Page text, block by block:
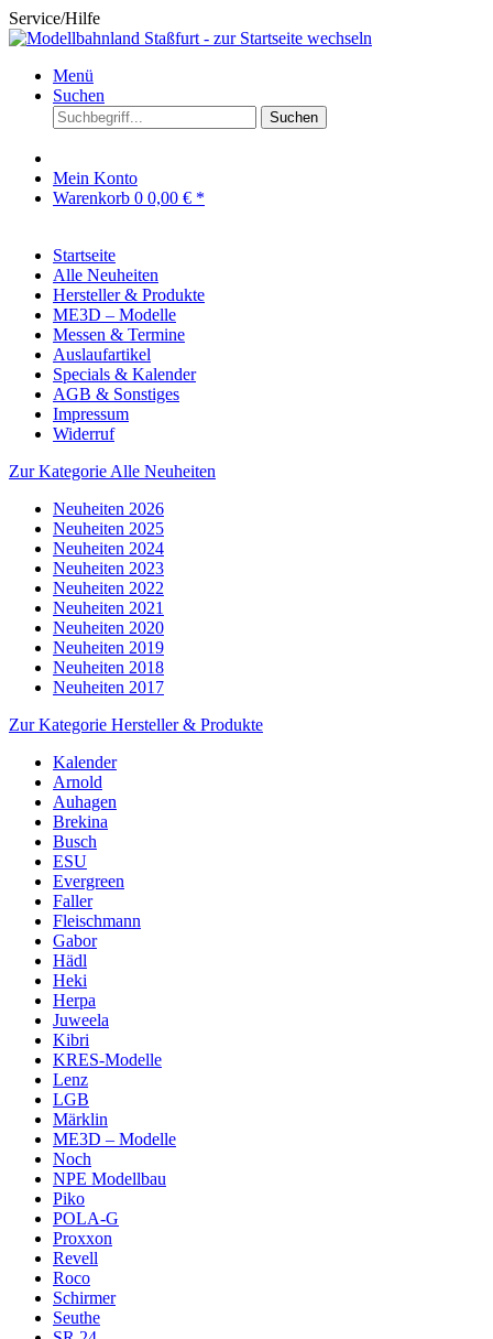
Service/Hilfe
Menü
Suchen
Suchen
Mein Konto
Warenkorb 0 0,00 € *
Startseite
Alle Neuheiten
Hersteller & Produkte
ME3D – Modelle
Messen & Termine
Auslaufartikel
Specials & Kalender
AGB & Sonstiges
Impressum
Widerruf
Zur Kategorie Alle Neuheiten
Neuheiten 2026
Neuheiten 2025
Neuheiten 2024
Neuheiten 2023
Neuheiten 2022
Neuheiten 2021
Neuheiten 2020
Neuheiten 2019
Neuheiten 2018
Neuheiten 2017
Zur Kategorie Hersteller & Produkte
Kalender
Arnold
Auhagen
Brekina
Busch
ESU
Evergreen
Faller
Fleischmann
Gabor
Hädl
Heki
Herpa
Juweela
Kibri
KRES-Modelle
Lenz
LGB
Märklin
ME3D – Modelle
Noch
NPE Modellbau
Piko
POLA-G
Proxxon
Revell
Roco
Schirmer
Seuthe